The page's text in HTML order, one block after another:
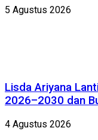
5 Agustus 2026
Lisda Ariyana
2026–2030 dan
4 Agustus 2026